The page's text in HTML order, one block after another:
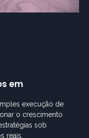
em
execução de
o crescimento
sob
reais.